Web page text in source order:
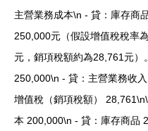
主營業務成本\n - 貸：庫存商
250,000元（假設增值稅稅率
元，銷項稅額約為28,761元
250,000\n - 貸：主營業務收
增值稅（銷項稅額）
本 200,000\n - 貸：庫存商品